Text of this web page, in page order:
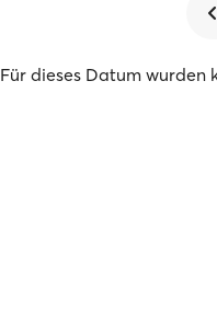
Für dieses Datum